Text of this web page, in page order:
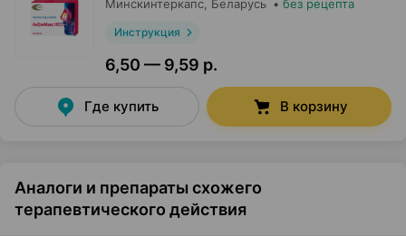
Минскинтеркапс , Беларусь • без рецепта
Инструкция
6,50 — 9,59 р.
Где купить В корзину
Аналоги и препараты схожего
терапевтического действия